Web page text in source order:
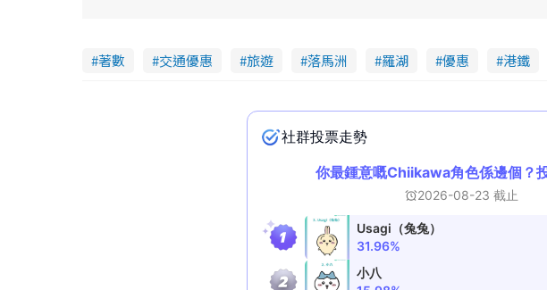
著數 交通優惠 旅遊 落馬洲 羅湖 優惠 港鐵